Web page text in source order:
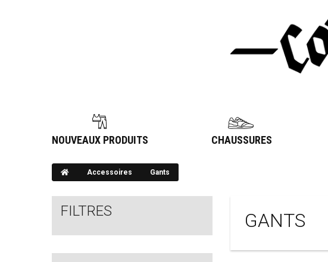
NOUVEAUX PRODUITS CHAUSSURES
Accessoires Gants
FILTRES GANTS